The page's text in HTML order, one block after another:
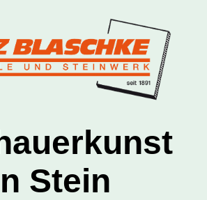
Stein